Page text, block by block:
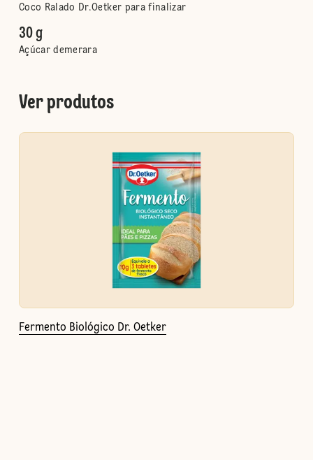
Coco Ralado Dr.Oetker para finalizar
30 g
Açúcar demerara
Ver produtos
Fermento Biológico Dr. Oetker